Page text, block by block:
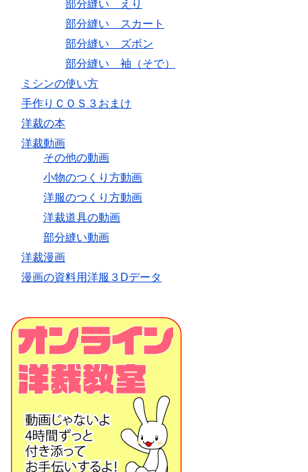
部分縫い えり
部分縫い スカート
部分縫い ズボン
部分縫い 袖（そで）
ミシンの使い方
手作りＣＯＳ３おまけ
洋裁の本
洋裁動画
その他の動画
小物のつくり方動画
洋服のつくり方動画
洋裁道具の動画
部分縫い動画
洋裁漫画
漫画の資料用洋服３Dデータ